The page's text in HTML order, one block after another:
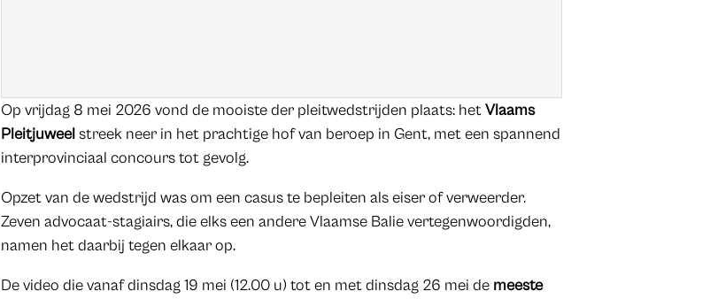
Op vrijdag 8 mei 2026 vond de mooiste der pleitwedstrijden plaats: hetVlaams
Pleitjuweelstreek neer in het prachtige hof van beroep in Gent, met een spannend
interprovinciaal concours tot gevolg.
Opzet van de wedstrijd was om een casus te bepleiten als eiser of verweerder.
Zeven advocaat-stagiairs, die elks een andere Vlaamse Balie vertegenwoordigden,
namen het daarbij tegen elkaar op.
De video die vanaf dinsdag 19 mei (12.00 u) tot en met dinsdag 26 mei de meeste